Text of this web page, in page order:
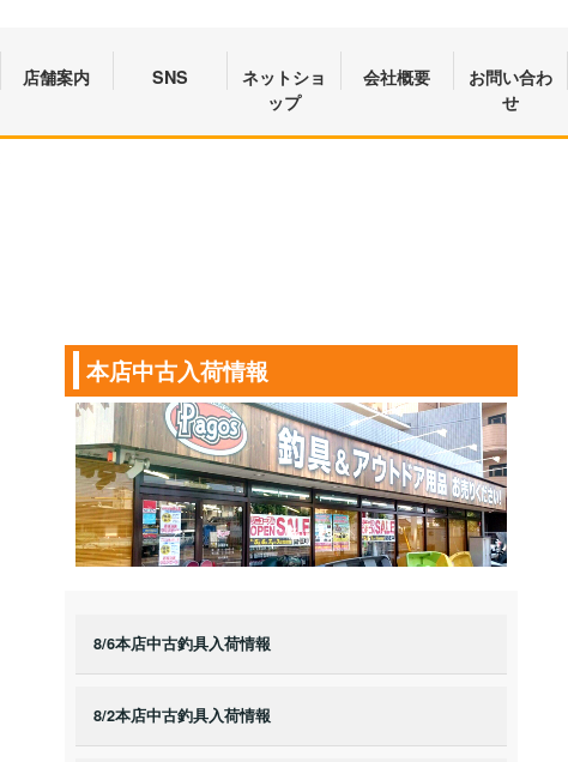
店舗案内 SNS
ネットショ
ップ
会社概要
お問い合わ
せ
本店中古入荷情報
8/6本店中古釣具入荷情報
8/2本店中古釣具入荷情報